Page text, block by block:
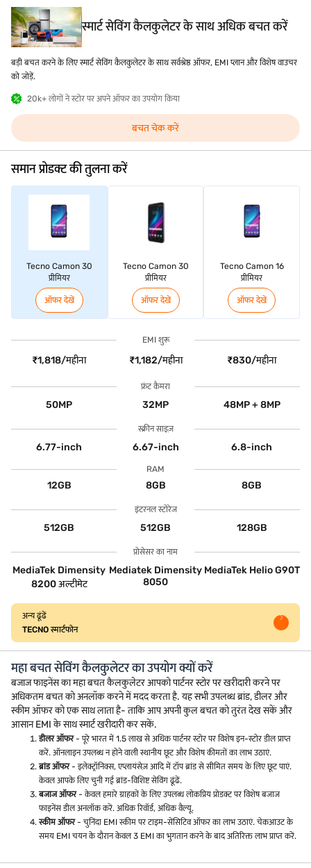
स्मार्ट सेविंग कैलकुलेटर के साथ अधिक बचत करें
बड़ी बचत करने के लिए स्मार्ट सेविंग कैलकुलेटर के साथ सर्वश्रेष्ठ ऑफर, EMI प्लान और विशेष वाउचर
को जोड़ें.
20k+ लोगों ने स्टोर पर अपने ऑफर का उपयोग किया
बचत चेक करें
समान प्रोडक्ट की तुलना करें
Tecno Camon 30
प्रीमियर
ऑफर देखें
Tecno Camon 30
प्रीमियर
ऑफर देखें
Tecno Camon 16
प्रीमियर
ऑफर देखें
EMI शुरू
₹1,818/महीना ₹1,182/महीना ₹830/महीना
फ्रंट कैमरा
50MP 32MP 48MP + 8MP
स्क्रीन साइज़
6.77-inch 6.67-inch 6.8-inch
RAM
12GB 8GB 8GB
इंटरनल स्टोरेज
512GB 512GB 128GB
प्रोसेसर का नाम
MediaTek Dimensity
8200 अल्टीमेट
Mediatek Dimensity
8050
MediaTek Helio G90T
अन्य ढूंढें
TECNO स्मार्टफोन
महा बचत सेविंग कैलकुलेटर का उपयोग क्यों करें
बजाज फाइनेंस का महा बचत कैलकुलेटर आपको पार्टनर स्टोर पर खरीदारी करने पर
अधिकतम बचत को अनलॉक करने में मदद करता है. यह सभी उपलब्ध ब्रांड, डीलर और
स्कीम ऑफर को एक साथ लाता है- ताकि आप अपनी कुल बचत को तुरंत देख सकें और
आसान EMI के साथ स्मार्ट खरीदारी कर सकें.
डीलर ऑफर- पूरे भारत में 1.5 लाख से अधिक पार्टनर स्टोर पर विशेष इन-स्टोर डील प्राप्त
करें. ऑनलाइन उपलब्ध न होने वाली स्थानीय छूट और विशेष कीमतों का लाभ उठाएं.
ब्रांड ऑफर- इलेक्ट्रॉनिक्स, एप्लायंसेज़ आदि में टॉप ब्रांड से सीमित समय के लिए छूट पाएं.
केवल आपके लिए चुनी गई ब्रांड-विशिष्ट सेविंग ढूंढें.
बजाज ऑफर- केवल हमारे ग्राहकों के लिए उपलब्ध लोकप्रिय प्रोडक्ट पर विशेष बजाज
फाइनेंस डील अनलॉक करें. अधिक रिवॉर्ड, अधिक वैल्यू.
स्कीम ऑफर- चुनिंदा EMI स्कीम पर टाइम-सेंसिटिव ऑफर का लाभ उठाएं. चेकआउट के
समय EMI चयन के दौरान केवल 3 EMI का भुगतान करने के बाद अतिरिक्त लाभ प्राप्त करें.